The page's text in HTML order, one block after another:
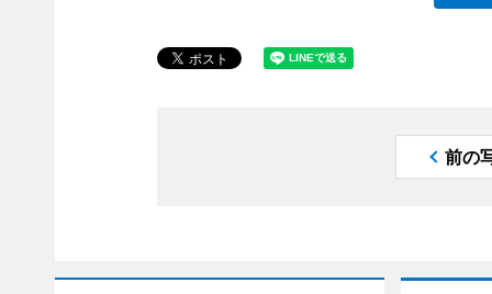
前の